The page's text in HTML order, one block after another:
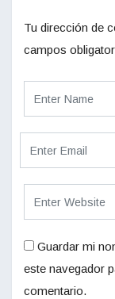
Tu dirección de
campos
Guardar mi
este navegador
comentario.